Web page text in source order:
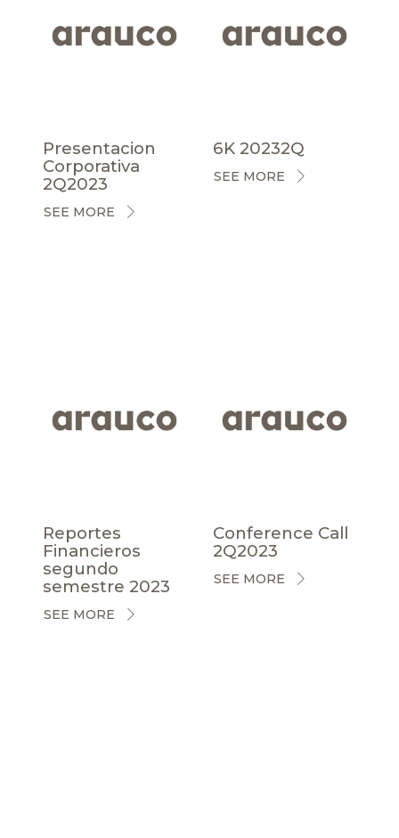
Presentacion
Corporativa
2Q2023
SEE MORE
6K 20232Q
SEE MORE
Reportes
Financieros
segundo
semestre 2023
SEE MORE
Conference Call
2Q2023
SEE MORE